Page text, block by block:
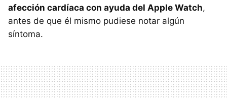
afección cardíaca con ayuda del Apple Watch,
antes de que él mismo pudiese notar algún
síntoma.